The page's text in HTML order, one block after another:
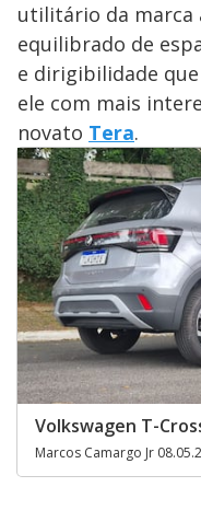
utilitário da marca
equilibrado de
e dirigibilidade
ele com mais
novato Tera.
Volkswagen T-
Marcos Camargo Jr